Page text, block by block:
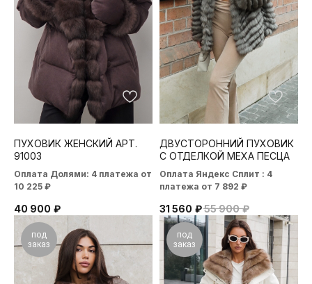
ПУХОВИК ЖЕНСКИЙ АРТ.
91003
Оплата Долями: 4 платежа от
10 225 ₽
40 900 ₽
ДВУСТОРОННИЙ ПУХОВИК
С ОТДЕЛКОЙ МЕХА ПЕСЦА
Оплата Яндекс Сплит : 4
платежа от 7 892 ₽
31 560 ₽55 900 ₽
под
заказ
под
заказ
ИП Чурина Антонина Владимировна